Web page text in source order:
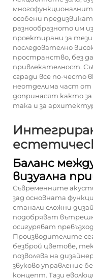
особени
разнообразното им
проектирани за
последователно
пространство, без
привлекателност.
сгради все по-често
неотделима част от
допринасят както
така и за
Баланс
визуална
Съвременните
зад основната
станали сложни
подобряват
осигуряват
Производителите
безброй цветове,
позволява на
звуково управление
концепт. Тази